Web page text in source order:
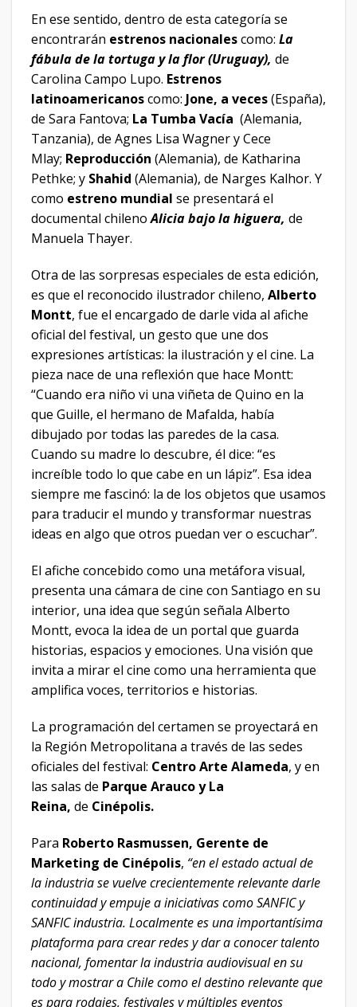
En ese sentido, dentro de esta categoría se
encontrarán estrenos nacionalescomo: La
fábula de la tortuga y la flor (Uruguay), de
Carolina Campo Lupo. Estrenos
latinoamericanoscomo: Jone, a veces(España),
de Sara Fantova; La Tumba Vacía (Alemania,
Tanzania), de Agnes Lisa Wagner y Cece
Mlay; Reproducción (Alemania), de Katharina
Pethke; y Shahid (Alemania), de Narges Kalhor. Y
como estreno mundial se presentará el
documental chilenoAlicia bajo la higuera, de
Manuela Thayer.
Otra de las sorpresas especiales de esta edición,
es que el reconocido ilustrador chileno, Alberto
Montt, fue el encargado de darle vida al afiche
oficial del festival, un gesto que une dos
expresiones artísticas: la ilustración y el cine. La
pieza nace de una reflexión que hace Montt:
“Cuando era niño vi una viñeta de Quino en la
que Guille, el hermano de Mafalda, había
dibujado por todas las paredes de la casa.
Cuando su madre lo descubre, él dice: “es
increíble todo lo que cabe en un lápiz”. Esa idea
siempre me fascinó: la de los objetos que usamos
para traducir el mundo y transformar nuestras
ideas en algo que otros puedan ver o escuchar”.
El afiche concebido como una metáfora visual,
presenta una cámara de cine con Santiago en su
interior, una idea que según señala Alberto
Montt, evoca la idea de un portal que guarda
historias, espacios y emociones. Una visión que
invita a mirar el cine como una herramienta que
amplifica voces, territorios e historias.
La programación del certamen se proyectará en
la Región Metropolitana a través de las sedes
oficiales del festival: Centro Arte Alameda, y en
las salas de Parque Arauco y La
Reina, de Cinépolis.
Para Roberto Rasmussen, Gerente de
Marketing de Cinépolis, “en el estado actual de
la industria se vuelve crecientemente relevante darle
continuidad y empuje a iniciativas como SANFIC y
SANFIC industria. Localmente es una importantísima
plataforma para crear redes y dar a conocer talento
nacional, fomentar la industria audiovisual en su
todo y mostrar a Chile como el destino relevante que
es para rodajes, festivales y múltiples eventos